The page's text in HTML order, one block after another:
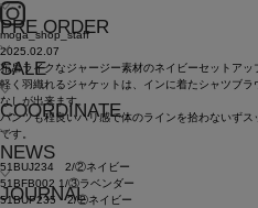
PRE ORDER
SALE
COORDINATE
NEWS
JOURNAL
moga_shop_staff
2025.02.07
布帛ライクなジャージー素材のネイビーセットアッ
軽く羽織れるジャケットは、インに着たシャツブ
なしが出来ます。
パンツも程良いハリ感で体のラインを拾わないず
です。
51BUJ234 2/②ネイビー
51BFB002 1/③ラベンダー
51BUP235 2/②ネイビー